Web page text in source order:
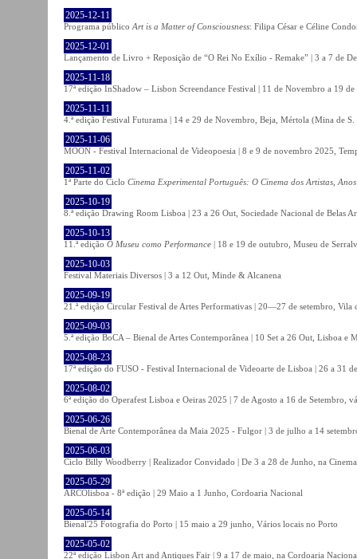
2025-12-11
Programa público Art is a Matter of Consciousness: Filipa César e Céline
2025-12-01
Lançamento de Livro + Reposição de “O Rei No Exílio - Remake” | 3 a 7 de
2025-11-18
17ª edição InShadow – Lisbon Screendance Festival | 11 de Novembro a 19
2025-11-11
4.ª edição Festival Futurama | 14 e 29 de Novembro, Beja, Mértola (Mina de
2025-11-06
MOON - Festival Internacional de Videopoesia | 8 e 9 de novembro 2025,
2025-11-02
1ª Parte do Ciclo Cinema Experimental Português: O Cinema dos Artistas,
2025-10-19
8.ª edição Drawing Room Lisboa | 23 a 26 Out, Sociedade Nacional de Belas
2025-10-13
11.ª edição O Museu como Performance | 18 e 19 de outubro, Museu de
2025-10-03
Festival Materiais Diversos | 3 a 12 Out, Minde & Alcanena
2025-09-19
21.ª edição Circular Festival de Artes Performativas | 20—27 de setembro, Vila
2025-09-03
5.ª edição BoCA – Bienal de Artes Contemporânea | 10 Set a 26 Out, Lisboa e
2025-08-23
17ª edição do FUSO - Festival Internacional de Videoarte de Lisboa | 26 a 31
2025-08-02
6ª edição do Operafest Lisboa e Oeiras 2025 | 7 de Agosto a 16 de Setembro,
2025-06-26
Bienal de Arte Contemporânea da Maia 2025 - Fulgor | 3 de julho a 14
2025-06-03
Ciclo Billy Woodberry | Realizador Convidado | De 3 a 28 de Junho, na
2025-05-29
ARCOlisboa - 8ª edição | 29 Maio a 1 Junho, Cordoaria Nacional
2025-05-14
Bienal'25 Fotografia do Porto | 15 maio a 29 junho, Vários locais no Porto
2025-05-02
22ª edição Lisbon Art and Antiques Fair | 9 a 17 de maio, na Cordoaria